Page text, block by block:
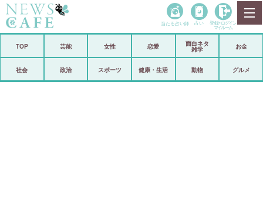
政治
当たる占い師 占い 登録• ログイン
マイルーム
TOP 芸能 女性 恋愛
面白ネタ
雑学
お金
社会 政治 スポーツ 健康・生活 動物 グルメ